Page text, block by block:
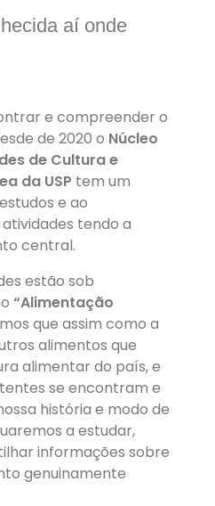
aí onde
e compreender o
de 2020 o Núcleo
de Cultura e
da USP tem um
e ao
tendo a
central.
estão sob
“Alimentação
que assim como a
alimentos que
alimentar do país, e
se encontram e
história e modo de
a estudar,
informações sobre
genuinamente